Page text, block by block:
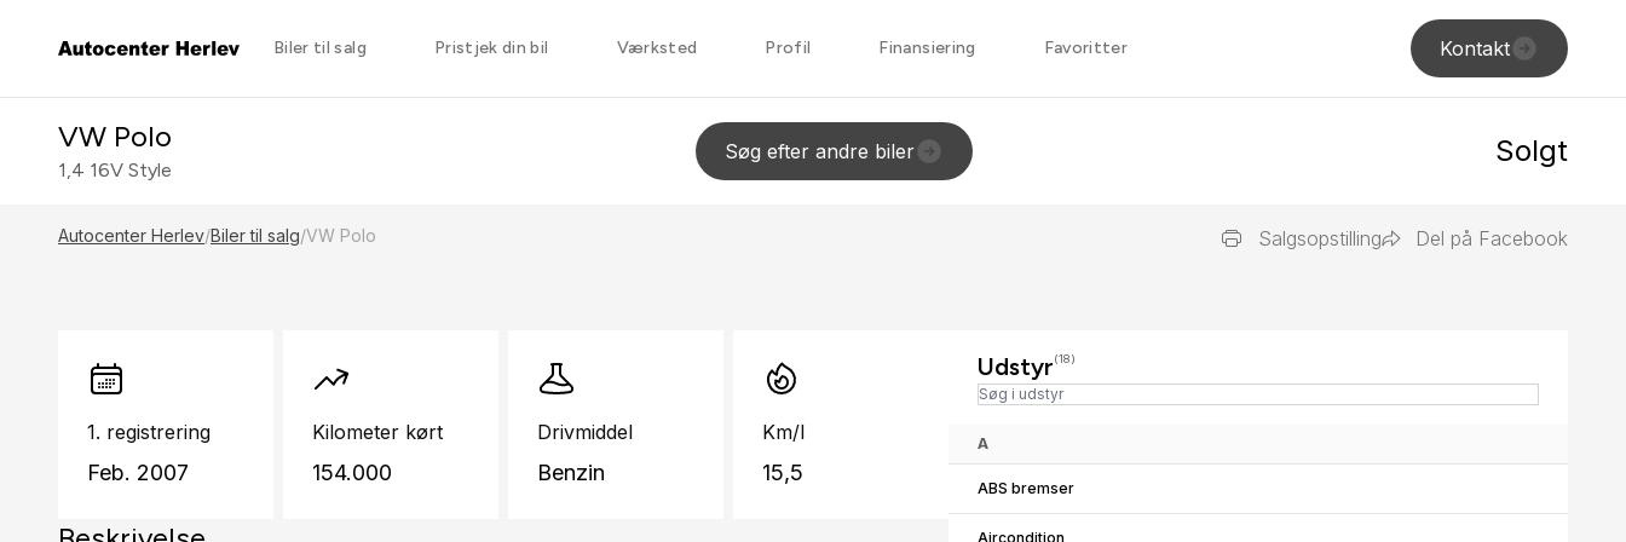
Biler til salg Pristjek din bil Værksted Profil Finansiering Favoritter Kontakt
VW Polo
1,4 16V Style
Søg efter andre biler Solgt
Autocenter Herlev/Biler til salg/VW Polo Salgsopstilling Del på Facebook
1. registrering
Feb. 2007
Kilometer kørt
154.000
Drivmiddel
Benzin
Km/l
15,5
Udstyr(18)
A
ABS bremser
Aircondition